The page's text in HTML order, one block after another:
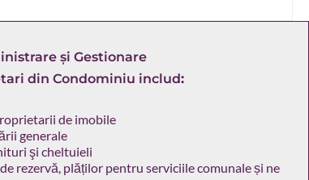
și Gestionare
din Condominiu includ:
de imobile
generale
şi cheltuieli
rezervă, plăților pentru serviciile comunale și ne